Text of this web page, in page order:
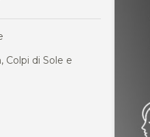
Colpi di Sole e